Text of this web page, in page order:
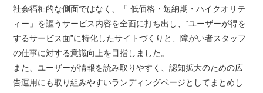
社会福祉的な側面ではなく、「 低価格・短納期・ハイクオリテ
ィー」を謳うサービス内容を全面に打ち出し、“ユーザーが得を
するサービス面”に特化したサイトづくりと、障がい者スタッフ
の仕事に対する意識向上を目指しました。
また、ユーザーが情報を読み取りやすく、認知拡大のための広
告運用にも取り組みやすいランディングページとしてまとめし